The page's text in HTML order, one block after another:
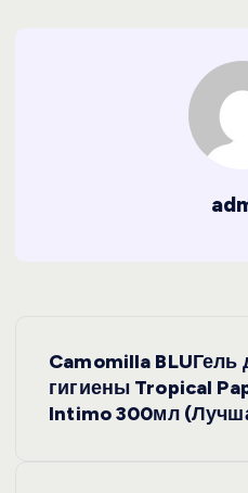
Camomilla BLUГель
гигиены Tropical
Intimo 300мл